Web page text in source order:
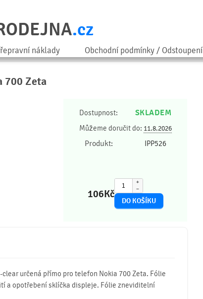
.cz
náklady Obchodní podmínky / Odstoupení
700 Zeta
Dostupnost: SKLADEM
Můžeme doručit do: 11.8.2026
Produkt: IPP526
106Kč
+
−
určená přímo pro telefon Nokia 700 Zeta. Fólie
a opotřebení sklíčka displeje. Fólie zneviditelní